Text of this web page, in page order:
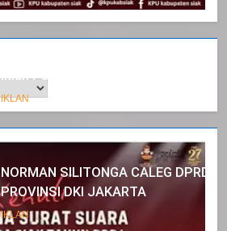
Iklan Pemerintah Kabupaten Siak
IKLAN
NORMAN SILITONGA CALEG DPRD
PROVINSI DKI JAKARTA
IKLAN